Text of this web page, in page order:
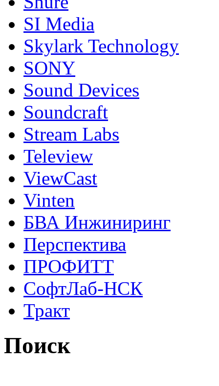
SI Media
Skylark Technology
SONY
Sound Devices
Soundcraft
Stream Labs
Teleview
ViewCast
Vinten
БВА Инжиниринг
Перспектива
ПРОФИТТ
СофтЛаб-НСК
Тракт
Поиск